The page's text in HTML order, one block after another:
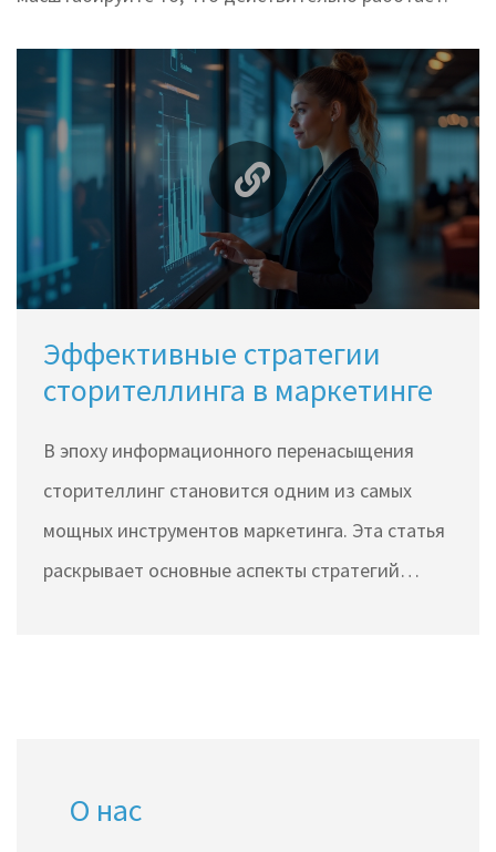
Эффективные стратегии
сторителлинга в маркетинге
В эпоху информационного перенасыщения
сторителлинг становится одним из самых
мощных инструментов маркетинга. Эта статья
раскрывает основные аспекты стратегий
Читатели узнают о преимуществах
О нас